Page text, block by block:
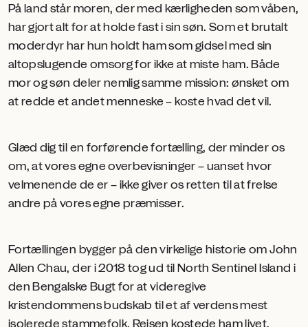
På land står moren, der med kærligheden som våben,
har gjort alt for at holde fast i sin søn. Som et brutalt
moderdyr har hun holdt ham som gidsel med sin
altopslugende omsorg for ikke at miste ham. Både
mor og søn deler nemlig samme mission: ønsket om
at redde et andet menneske – koste hvad det vil.
Glæd dig til en forførende fortælling, der minder os
om, at vores egne overbevisninger – uanset hvor
velmenende de er – ikke giver os retten til at frelse
andre på vores egne præmisser.
Fortællingen bygger på den virkelige historie om John
Allen Chau, der i 2018 tog ud til North Sentinel Island i
den Bengalske Bugt for at videregive
kristendommens budskab til et af verdens mest
isolerede stammefolk. Rejsen kostede ham livet.